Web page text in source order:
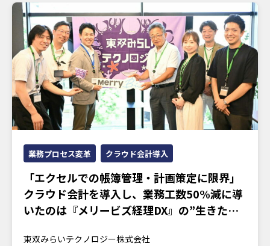
業務プロセス変革 クラウド会計導入
「エクセルでの帳簿管理・計画策定に限界」
クラウド会計を導入し、業務工数50%減に導
いたのは『メリービズ経理DX』の”生きたノ
東双みらいテクノロジー株式会社